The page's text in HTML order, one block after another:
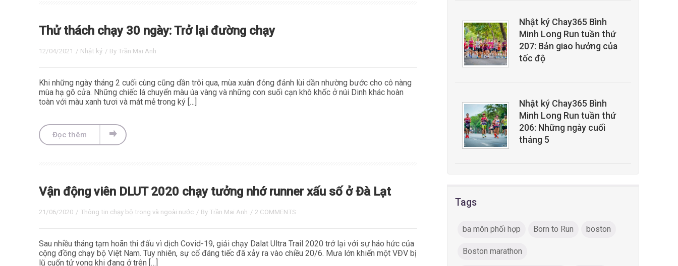
Thử thách chạy 30 ngày: Trở lại đường chạy
12/04/2021 / Nhật ký / By Trần Mai Anh
Khi những ngày tháng 2 cuối cùng cũng dần trôi qua, mùa xuân đỏng đảnh lùi dần nhường bước cho cô nàng
mùa hạ gõ cửa. Những chiếc lá chuyển màu úa vàng và những con suối cạn khô khốc ở núi Dinh khác hoàn
toàn với màu xanh tươi và mát mẻ trong ký […]
Đọc thêm
Vận động viên DLUT 2020 chạy tưởng nhớ runner xấu số ở Đà Lạt
21/06/2020 / Thông tin chạy bộ trong và ngoài nước / By Trần Mai Anh / 2 COMMENTS
Sau nhiều tháng tạm hoãn thi đấu vì dịch Covid-19, giải chạy Dalat Ultra Trail 2020 trở lại với sự háo hức của
cộng đồng chạy bộ Việt Nam. Tuy nhiên, sự cố đáng tiếc đã xảy ra vào chiều 20/6. Mưa lớn khiến một VĐV bị
lũ cuốn tử vong khi đang ở trên […]
Nhật ký Chay365 Bình
Minh Long Run tuần thứ
207: Bản giao hưởng của
tốc độ
Nhật ký Chay365 Bình
Minh Long Run tuần thứ
206: Những ngày cuối
tháng 5
Tags
ba môn phối hợp Born to Run boston
Boston marathon